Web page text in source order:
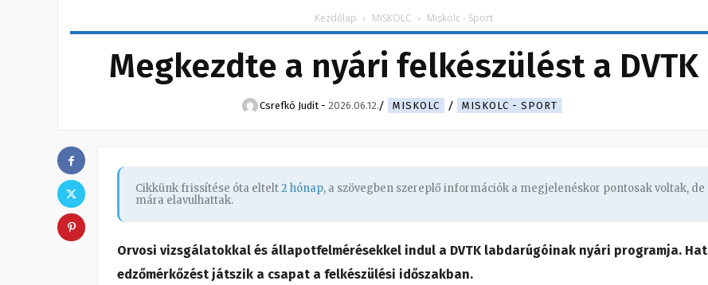
Kezdőlap MISKOLC Miskolc - Sport
Megkezdte a nyári felkészülést a DVTK
Csrefkó Judit - 2026.06.12. MISKOLC MISKOLC - SPORT
Cikkünk frissítése óta eltelt2 hónap, a szövegben szereplő információk a megjelenéskor pontosak voltak, de
mára elavulhattak.
Orvosi vizsgálatokkal és állapotfelmérésekkel indul a DVTK labdarúgóinak nyári programja. Hat
edzőmérkőzést játszik a csapat a felkészülési időszakban.